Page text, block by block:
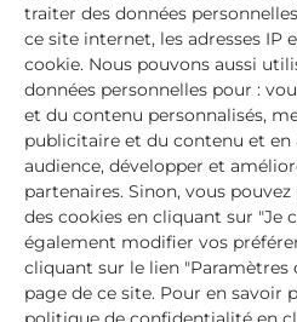
MIEUX VIVRE LE CANCER AU
Favoriser son
le cancer grâce
traiter des données
ce site internet, les adresses IP
cookie. Nous pouvons aussi
données personnelles pour :
et du contenu personnalisés,
publicitaire et du contenu et en
audience, développer et
partenaires. Sinon, vous
des cookies en cliquant sur "Je
également modifier vos
cliquant sur le lien "Paramètres
page de ce site. Pour en savoir